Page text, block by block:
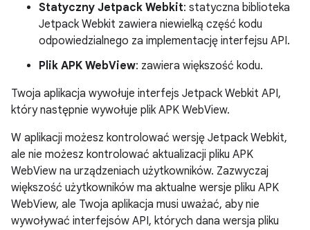
Statyczny Jetpack Webkit: statyczna biblioteka
Jetpack Webkit zawiera niewielką część kodu
odpowiedzialnego za implementację interfejsu API.
Plik APK WebView: zawiera większość kodu.
Twoja aplikacja wywołuje interfejs Jetpack Webkit API,
który następnie wywołuje plik APK WebView.
W aplikacji możesz kontrolować wersję Jetpack Webkit,
ale nie możesz kontrolować aktualizacji pliku APK
WebView na urządzeniach użytkowników. Zazwyczaj
większość użytkowników ma aktualne wersje pliku APK
WebView, ale Twoja aplikacja musi uważać, aby nie
wywoływać interfejsów API, których dana wersja pliku